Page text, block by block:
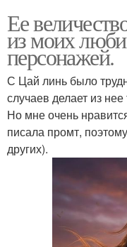
Ее
из моих
персонажей.
С Цай линь было
случаев делает из
Но мне очень
писала промт,
других).